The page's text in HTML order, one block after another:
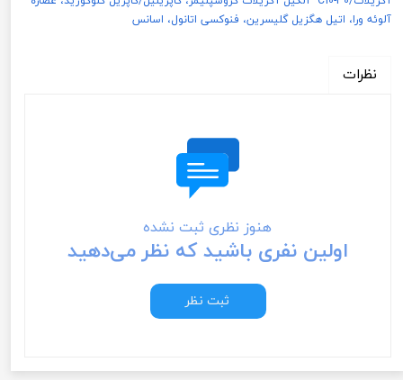
آلوئه ورا، اتیل هگزیل گلیسرین، فنوکسی اتانول، اسانس
نظرات
هنوز نظری ثبت نشده
اولین نفری باشید که نظر می‌دهید
ثبت نظر